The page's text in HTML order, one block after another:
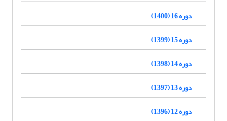
دوره 16 (1400)
دوره 15 (1399)
دوره 14 (1398)
دوره 13 (1397)
دوره 12 (1396)